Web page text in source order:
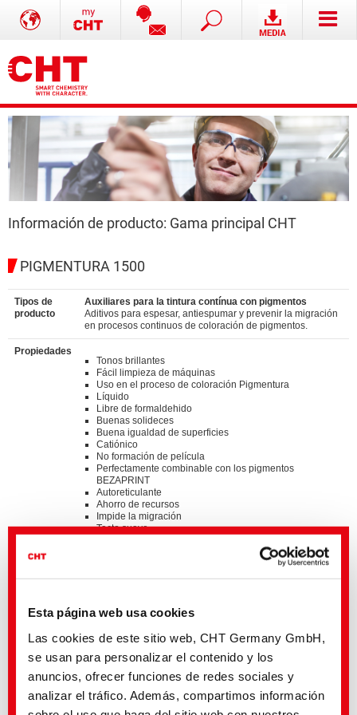
Esta página web usa cookies
Las cookies de este sitio web, CHT Germany GmbH,
se usan para personalizar el contenido y los
anuncios, ofrecer funciones de redes sociales y
analizar el tráfico. Además, compartimos información
Información de producto: Gama principal CHT
PIGMENTURA 1500
Tipos de
producto
Auxiliares para la tintura contínua con pigmentos
Aditivos para espesar, antiespumar y prevenir la migración
en procesos continuos de coloración de pigmentos.
Propiedades
Tonos brillantes
Fácil limpieza de máquinas
Uso en el proceso de coloración Pigmentura
Líquido
Libre de formaldehido
Buenas solideces
Buena igualdad de superficies
Catiónico
No formación de película
Perfectamente combinable con los pigmentos
BEZAPRINT
Autoreticulante
Ahorro de recursos
Impide la migración
Tacto suave
Standards
ZDHC MRSL v3.1 Conformance Level 3
the requirements of the OEKO-TEX
STANDARD 100